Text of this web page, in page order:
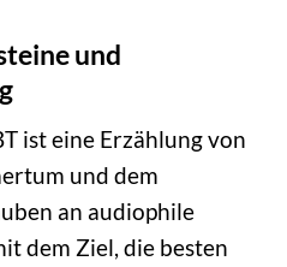
und
ist eine Erzählung von
und dem
an audiophile
dem Ziel, die besten